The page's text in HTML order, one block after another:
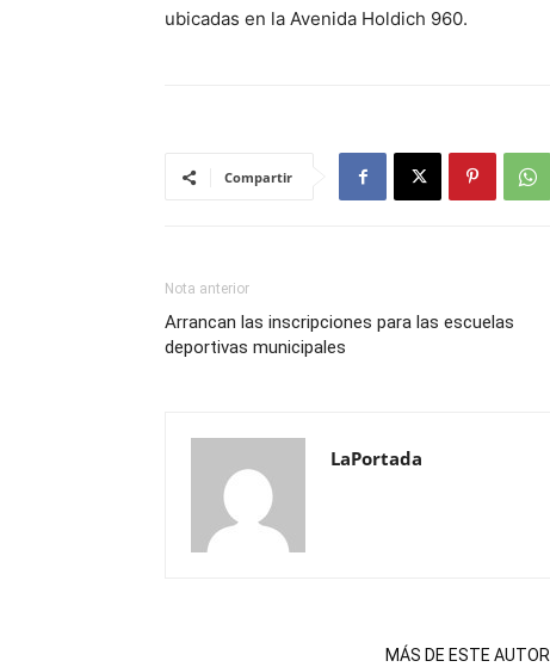
ubicadas en la Avenida Holdich 960.
Compartir
Nota anterior
Arrancan las inscripciones para las escuelas
deportivas municipales
LaPortada
MÁS DE ESTE AUTOR